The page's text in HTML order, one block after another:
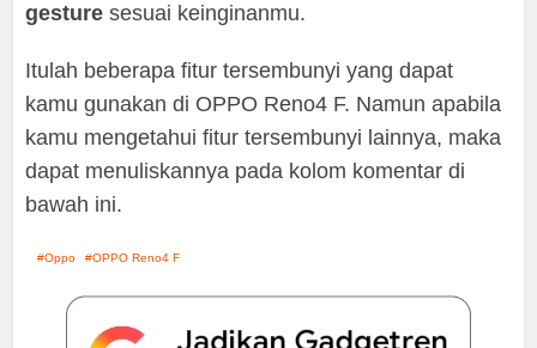
gesture sesuai keinginanmu.
Itulah beberapa fitur tersembunyi yang dapat
kamu gunakan di OPPO Reno4 F. Namun apabila
kamu mengetahui fitur tersembunyi lainnya, maka
dapat menuliskannya pada kolom komentar di
bawah ini.
Oppo OPPO Reno4 F